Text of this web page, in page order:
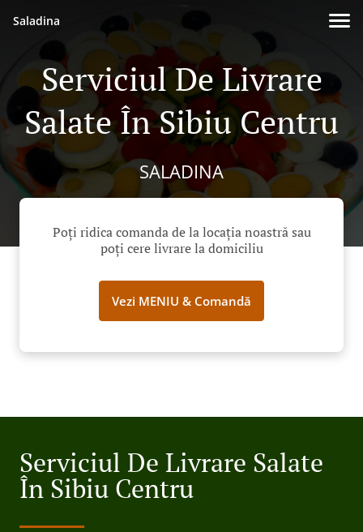
Saladina
Serviciul De Livrare
Salate În Sibiu Centru
SALADINA
Poți ridica comanda de la locația noastră sau
poți cere livrare la domiciliu
Vezi MENIU & Comandă
Serviciul De Livrare Salate
În Sibiu Centru